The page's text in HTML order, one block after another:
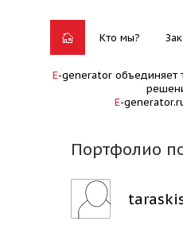
Кто мы?
E-generator объединяет
E-
Портфолио